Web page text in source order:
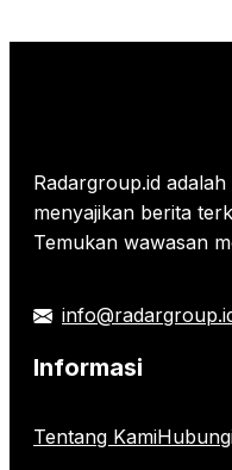
Radargroup.id
menyajikan berita
Temukan wawasan
Informasi
Tentang Kami